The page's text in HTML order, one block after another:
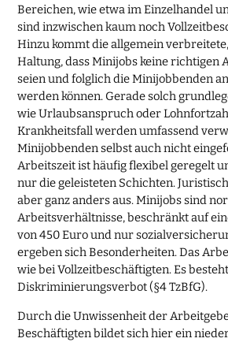
Bereichen, wie etwa im Einzelhandel
sind inzwischen kaum noch
Hinzu kommt die allgemein
Haltung, dass Minijobs keine richtigen
seien und folglich die Minijobbenden
werden können. Gerade solch
wie Urlaubsanspruch oder
Krankheitsfall werden umfassend
Minijobbenden selbst auch nicht
Arbeitszeit ist häufig flexibel geregelt
nur die geleisteten Schichten.
aber ganz anders aus. Minijobs sind
Arbeitsverhältnisse, beschränkt auf
von 450 Euro und nur
ergeben sich Besonderheiten. Das
wie bei Vollzeitbeschäftigten. Es
Diskriminierungsverbot (§4 TzBfG).
Durch die Unwissenheit der
Beschäftigten bildet sich hier ein